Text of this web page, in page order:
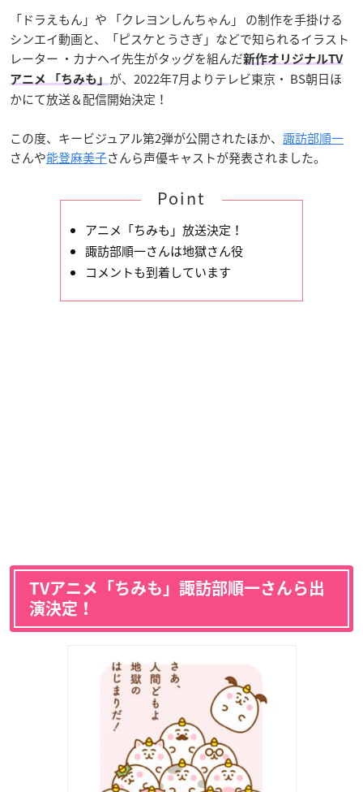
「ドラえもん」や 「クレヨンしんちゃん」 の制作を手掛ける
シンエイ動画と、「ピスケとうさぎ」などで知られるイラスト
レーター ・カナヘイ先生がタッグを組んだ新作オリジナルTV
アニメ 「ちみも」 が、2022年7月よりテレビ東京・ BS朝日ほ
かにて放送＆配信開始決定！
この度、キービジュアル第2弾が公開されたほか、 諏訪部順一
さんや能登麻美子さんら声優キャストが発表されました。
Point
アニメ「ちみも」放送決定！
諏訪部順一さんは地獄さん役
コメントも到着しています
TVアニメ「ちみも」諏訪部順一さんら出
演決定！